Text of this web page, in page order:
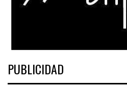
PUBLICIDAD